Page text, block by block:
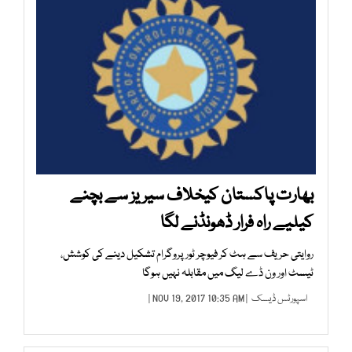
بھارت پاکستان کیخلاف سیریز سے بچنے
کیلیے راہ فرار ڈھونڈنے لگا
روایتی حریف سے ہٹ کر فیوچر ٹور پروگرام تشکیل دینے کی کوشش،
ٹیسٹ اور ون ڈے لیگ میں مقابلہ نہیں ہوگا
اسپورٹس ڈیسک